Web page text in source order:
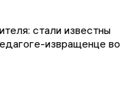
стали известны
извращенце во